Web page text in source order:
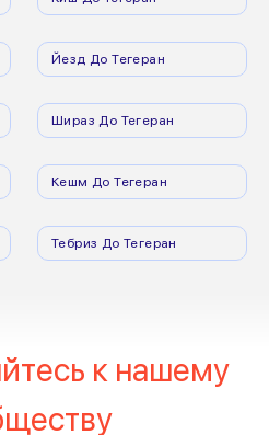
Йезд До Тегеран
Шираз До Тегеран
Кешм До Тегеран
Тебриз До Тегеран
к нашему